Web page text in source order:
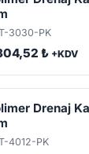
3030-PK
₺ +KDV
Drenaj
4012-PK